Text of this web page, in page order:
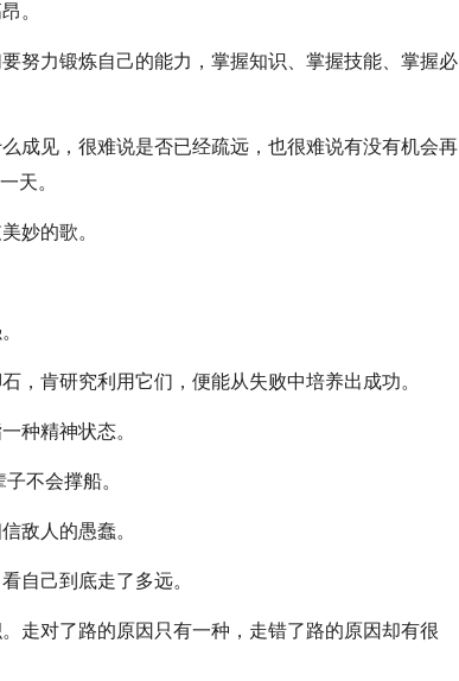
。
力锻炼自己的能力，掌握知识、掌握技能、掌握必
见，很难说是否已经疏远，也很难说有没有机会再
天。
妙的歌。
肯研究利用它们，便能从失败中培养出成功。
种精神状态。
不会撑船。
敌人的愚蠢。
己到底走了多远。
对了路的原因只有一种，走错了路的原因却有很